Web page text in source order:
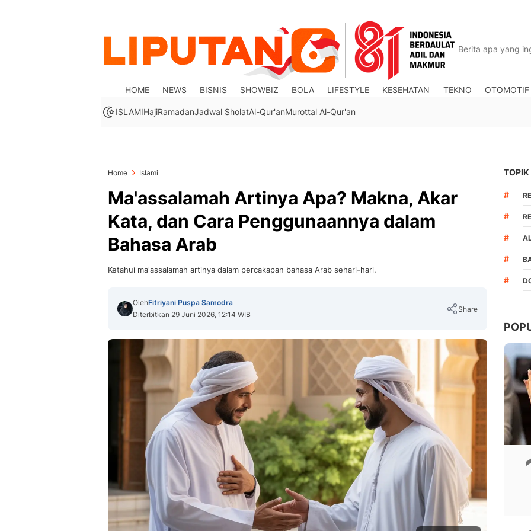
HOME NEWS BISNIS SHOWBIZ BOLA LIFESTYLE KESEHATAN TEKNO OTOMOTIF
ISLAMIHajiRamadanJadwal SholatAl-Qur'anMurottal Al-Qur'an
Home Islami
Ma'assalamah Artinya Apa? Makna, Akar
Kata, dan Cara Penggunaannya dalam
Bahasa Arab
Ketahui ma'assalamah artinya dalam percakapan bahasa Arab sehari-hari.
OlehFitriyani Puspa Samodra
Diterbitkan 29 Juni 2026, 12:14 WIB
Share
Copy Link
TOPIK
#
#
#
#
#